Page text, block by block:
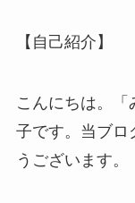
【自己紹介】
こんにちは。
子です。当ブロ
うございます。